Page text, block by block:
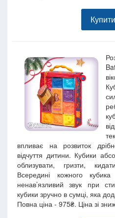
впливає на розвиток
відчуття дитини. Кубики
облизувати, гризти,
Всередині кожного
ненав’язливий звук при
кубики зручно в сумці, яка
Повна ціна - 975₴. Ціна зі